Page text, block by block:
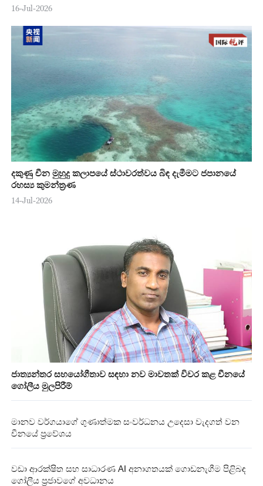
16-Jul-2026
දකුණු චීන මුහුදු කලාපයේ ස්ථාවරත්වය බිඳ දැමීමට ජපානයේ
රහස්‍ය කුමන්ත්‍රණ
14-Jul-2026
ජාත්‍යන්තර සහයෝගීතාව සඳහා නව මාවතක් විවර කළ චීනයේ
ගෝලීය මුලපිරීම්
මානව වර්ගයාගේ ගුණාත්මක සංවර්ධනය උදෙසා වැදගත් වන
චීනයේ ප්‍රවේශය
වඩා ආරක්ෂිත සහ සාධාරණ AI අනාගතයක් ගොඩනැගීම පිළිබඳ
ගෝලීය ප්‍රජාවගේ අවධානය